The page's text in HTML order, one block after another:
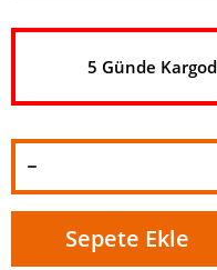
5 Günde
Sepete Ekle